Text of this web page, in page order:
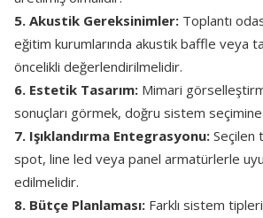
5. Akustik Gereksinimler: Toplantı
eğitim kurumlarında akustik baffle veya
öncelikli değerlendirilmelidir.
6. Estetik Tasarım: Mimari
sonuçları görmek, doğru sistem seçimine
7. Işıklandırma Entegrasyonu: Seçilen
spot, line led veya panel armatürlerle
edilmelidir.
8. Bütçe Planlaması: Farklı sistem